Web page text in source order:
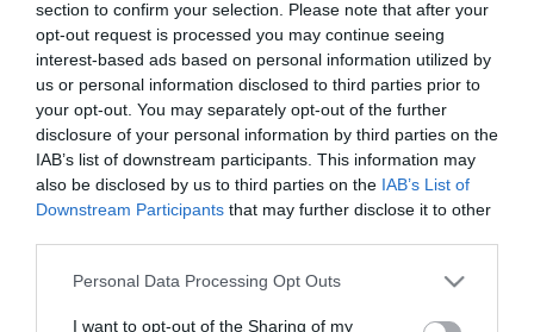
section to confirm your selection. Please note that after your
opt-out request is processed you may continue seeing
interest-based ads based on personal information utilized by
us or personal information disclosed to third parties prior to
your opt-out. You may separately opt-out of the further
disclosure of your personal information by third parties on the
IAB’s list of downstream participants. This information may
also be disclosed by us to third parties on the IAB’s List of
Downstream Participants that may further disclose it to other
Please note that this website/app uses one or more Google
not limited to your visit or usage behaviour. You may click to
Personal Data Processing Opt Outs
I want to opt-out of the Sharing of my
leggyakoribb lehetséges jogsértéstípusokat: hírnév- és
becsületvédelem, emberi méltóság védelme, képmás
védelme, magánélet és személyes adatok védelme,
gyűlöletbeszéd és az ezek közzétételére vonatkozó
tilalma. Kérjük olvasóinktól szólás- és
véleményszabadságuk érvényesítése közben az alapvető
vagy személyiségi jogok és alkotmányos értékek védelmét,
6. A hozzászólások tartalmi ellenőrzésének módja: